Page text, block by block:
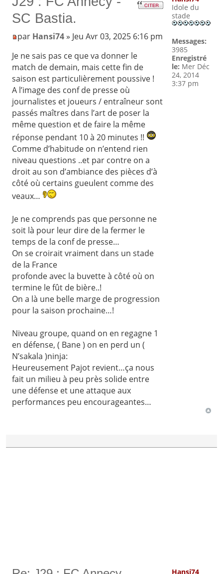
SC Bastia.
par Hansi74» Jeu Avr 03, 2025 6:16 pm
Je ne sais pas ce que va donner le
match de demain, mais cette fin de
saison est particulièrement poussive !
A l’image des conf de presse où
journalistes et joueurs / entraîneur sont
passés maîtres dans l’art de poser la
même question et de faire la même
réponse pendant 10 à 20 minutes !!
Comme d’habitude on n’entend rien
niveau questions ..et par contre on a
droit au son d’ambiance des pièces d’à
côté où certains gueulent comme des
veaux…
Je ne comprends pas que personne ne
soit là pour leur dire de la fermer le
temps de la conf de presse…
On se croirait vraiment dans un stade
de la France
profonde avec la buvette à côté où on
termine le fût de bière..!
On a là une belle marge de progression
pour la saison prochaine…!
Niveau groupe, quand on en regagne 1
en défense, ( Bane ) on en perd un (
N’sakala )ninja:
Heureusement Pajot revient…ça nous
fait un milieu à peu près solide entre
une défense et une attaque aux
performances peu encourageantes…
Idole du
stade
Messages:
3985
Enregistré
le: Mer Déc
24, 2014
3:37 pm
Hansi74